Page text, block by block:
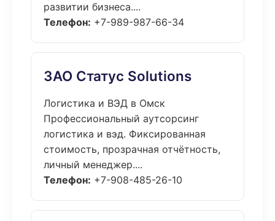
развитии бизнеса....
Телефон: +7-989-987-66-34
ЗАО Статус Solutions
Логистика и ВЭД в Омск
Профессиональный аутсорсинг
логистика и вэд. Фиксированная
стоимость, прозрачная отчётность,
личный менеджер....
Телефон: +7-908-485-26-10